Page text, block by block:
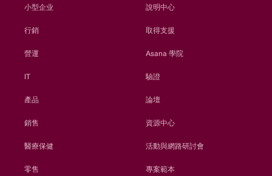
小型企业
行銷
營運
IT
產品
銷售
醫療保健
零售
說明中心
取得支援
Asana 學院
驗證
論壇
資源中心
活動與網路研討會
專案範本